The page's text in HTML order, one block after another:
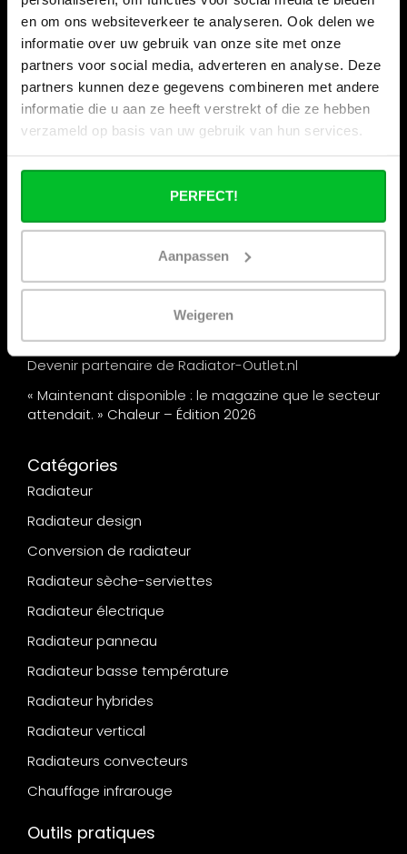
en om ons websiteverkeer te analyseren. Ook delen we
informatie over uw gebruik van onze site met onze
partners voor social media, adverteren en analyse. Deze
partners kunnen deze gegevens combineren met andere
informatie die u aan ze heeft verstrekt of die ze hebben
verzameld op basis van uw gebruik van hun services.
PERFECT!
Aanpassen
Weigeren
Informations
Vacances de la construction
Qui sommes nous ?
Nos magasins
Commande commerciale
Devenir partenaire de Radiator-Outlet.nl
« Maintenant disponible : le magazine que le secteur
attendait. » Chaleur – Édition 2026
Catégories
Radiateur
Radiateur design
Conversion de radiateur
Radiateur sèche-serviettes
Radiateur électrique
Radiateur panneau
Radiateur basse température
Radiateur hybrides
Radiateur vertical
Radiateurs convecteurs
Chauffage infrarouge
Outils pratiques